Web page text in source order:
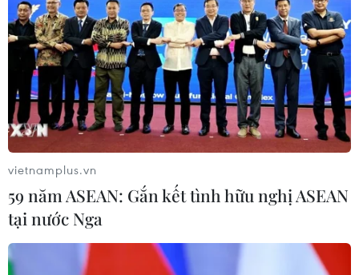
Cộng đồng quốc tế cần công nhận các quyền bình
đẳng đối với những người bị tự kỷ và tạo cơ hội bình
đẳng cho họ đóng vai trò tích cực trong xã hội.
vietnamplus.vn
59 năm ASEAN: Gắn kết tình hữu nghị ASEAN
tại nước Nga